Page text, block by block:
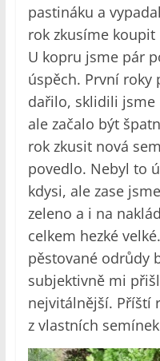
pastináku a
rok zkusíme koupit
U kopru jsme pár
úspěch. První roky
dařilo, sklidili jsme
ale začalo být
rok zkusit nová
povedlo. Nebyl to
kdysi, ale zase
zeleno a i na
celkem hezké
pěstované odrůdy
subjektivně mi
nejvitálnější. Příští
z vlastních